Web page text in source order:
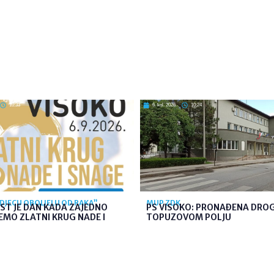
10:33
OBOLJELU OD RAKA”
JE DAN KADA ZAJEDNO
ZLATNI KRUG NADE I
6. kol. 2026 10:24
MUP ZDK
PS VISOKO: PRONAĐENA
TOPUZOVOM POLJU